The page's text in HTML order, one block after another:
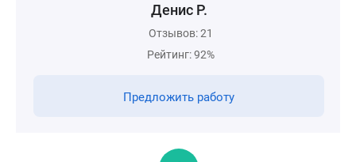
Денис Р.
Отзывов: 21
Рейтинг: 92%
Предложить работу